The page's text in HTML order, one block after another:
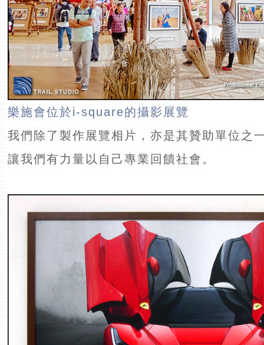
樂施會位於i-square的攝影展覽
我們除了製作展覽相片，亦是其贊助單位之
讓我們有力量以自己專業回饋社會。